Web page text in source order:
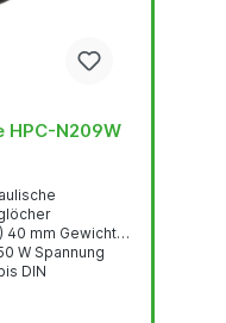
HPC-N209W
W Spannung
DIN
x 21,0